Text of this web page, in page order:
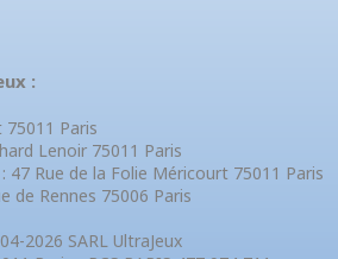
:
Paris
Lenoir 75011 Paris
47 Rue de la Folie Méricourt 75011 Paris
de Rennes 75006 Paris
2026 SARL UltraJeux